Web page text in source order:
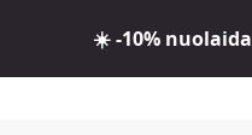
☀️ -10% nuolaida